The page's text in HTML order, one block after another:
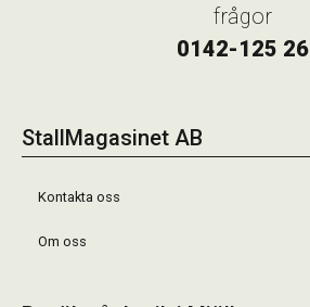
frågor
0142-125 26
StallMagasinet AB
Kontakta oss
Om oss